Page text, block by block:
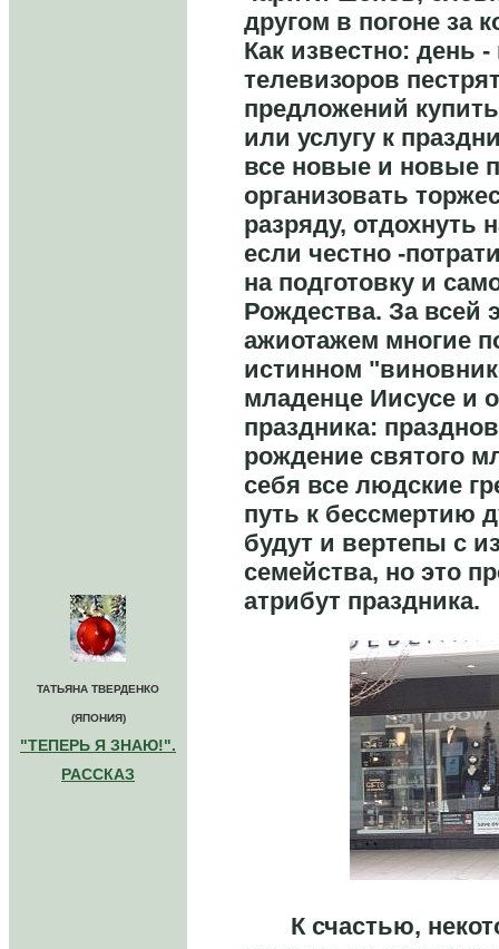
ТАТЬЯНА ТВЕРДЕНКО
(ЯПОНИЯ)
"ТЕПЕРЬ Я ЗНАЮ!".
РАССКАЗ
другом в погоне за
Как известно: день
телевизоров
предложений
или услугу к
все новые и новые
организовать
разряду, отдохнуть
если честно -
на подготовку и
Рождества. За всей
ажиотажем многие
истинном
младенце Иисусе и
праздника:
рождение святого
себя все людские
путь к бессмертию
будут и вертепы с
семейства, но это
атрибут праздника.
К счастью,